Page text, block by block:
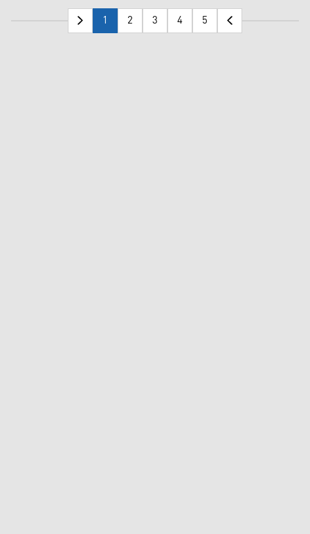
1 2 3 4 5